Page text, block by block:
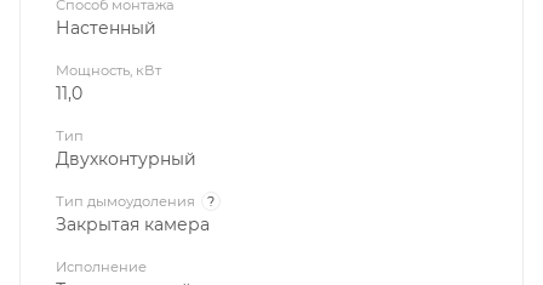
Способ монтажа
Настенный
Мощность, кВт
11,0
Тип
Двухконтурный
Тип дымоудоления ?
Закрытая камера
Исполнение